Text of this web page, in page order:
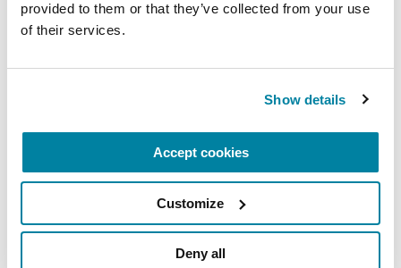
provided to them or that they’ve collected from your use
of their services.
Show details
Accept cookies
Customize
Deny all
SEGURIDAD COVID
son nuestra máxima prioridad. Seguimos
pendientes de las recomendaciones de
los CDC y nos apegaremos a los
lineamientos estatales y locales en vigor
el día del evento referentes a COVID. Se
harán ajustes, de ser necesario.